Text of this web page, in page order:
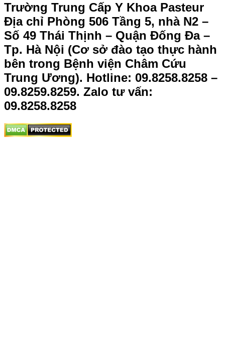
Trường Trung Cấp Y Khoa Pasteur
Địa chỉ Phòng 506 Tầng 5, nhà N2 –
Số 49 Thái Thịnh – Quận Đống Đa –
Tp. Hà Nội (Cơ sở đào tạo thực hành
bên trong Bệnh viện Châm Cứu
Trung Ương). Hotline: 09.8258.8258 –
09.8259.8259. Zalo tư vấn:
09.8258.8258